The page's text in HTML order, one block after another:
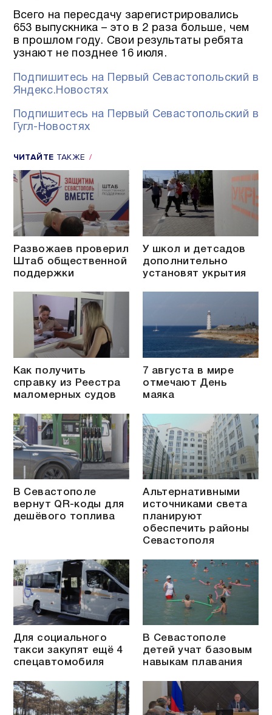
Всего на пересдачу зарегистрировались
653 выпускника – это в 2 раза больше, чем
в прошлом году. Свои результаты ребята
узнают не позднее 16 июля.
Подпишитесь на Первый Севастопольский в
Яндекс.Новостях
Подпишитесь на Первый Севастопольский в
Гугл-Новостях
ЧИТАЙТЕ ТАКЖЕ
Развожаев проверил
Штаб общественной
поддержки
У школ и детсадов
дополнительно
установят укрытия
Как получить
справку из Реестра
маломерных судов
7 августа в мире
отмечают День
маяка
В Севастополе
вернут QR-коды для
дешёвого топлива
Альтернативными
источниками света
планируют
обеспечить районы
Севастополя
Для социального
такси закупят ещё 4
спецавтомобиля
В Севастополе
детей учат базовым
навыкам плавания